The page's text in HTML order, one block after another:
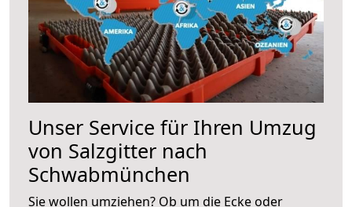
Unser Service für Ihren Umzug
von Salzgitter nach
Schwabmünchen
Sie wollen umziehen? Ob um die Ecke oder